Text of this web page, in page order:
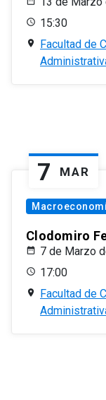
15:30
Facultad de
7 MAR
Clodomiro
7 de Marzo
17:00
Facultad de